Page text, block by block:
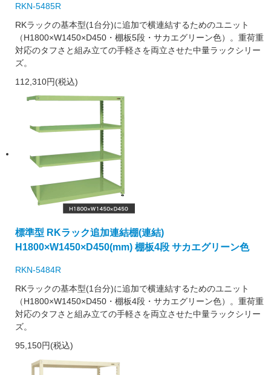
RKN-5485R
RKラックの基本型(1台分)に追加で横連結するためのユニット
（H1800×W1450×D450・棚板5段・サカエグリーン色）。重荷重
対応のタフさと組み立ての手軽さを両立させた中量ラックシリー
ズ。
112,310円(税込)
標準型 RKラック追加連結棚(連結)
H1800×W1450×D450(mm) 棚板4段 サカエグリーン色
RKN-5484R
RKラックの基本型(1台分)に追加で横連結するためのユニット
（H1800×W1450×D450・棚板4段・サカエグリーン色）。重荷重
対応のタフさと組み立ての手軽さを両立させた中量ラックシリー
ズ。
95,150円(税込)